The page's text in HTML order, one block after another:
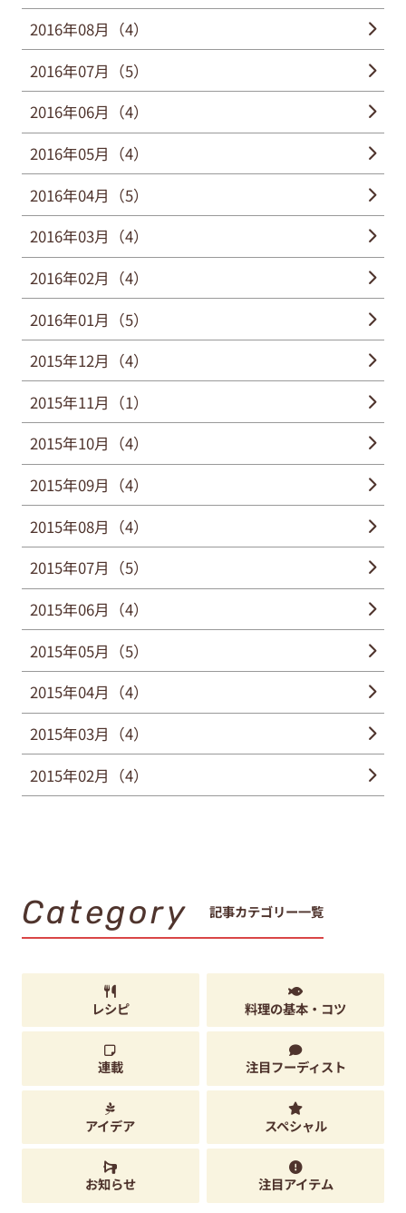
2016年08月（4）
2016年07月（5）
2016年06月（4）
2016年05月（4）
2016年04月（5）
2016年03月（4）
2016年02月（4）
2016年01月（5）
2015年12月（4）
2015年11月（1）
2015年10月（4）
2015年09月（4）
2015年08月（4）
2015年07月（5）
2015年06月（4）
2015年05月（5）
2015年04月（4）
2015年03月（4）
2015年02月（4）
Category 記事カテゴリー一覧
レシピ 料理の基本・コツ
連載 注目フーディスト
アイデア スペシャル
お知らせ 注目アイテム